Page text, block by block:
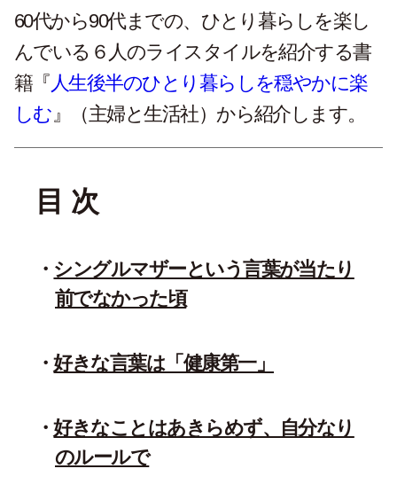
60代から90代までの、ひとり暮らしを楽し
んでいる６人のライスタイルを紹介する書
籍『人生後半のひとり暮らしを穏やかに楽
しむ』（主婦と生活社）から紹介します。
目 次
シングルマザーという言葉が当たり
前でなかった頃
好きな言葉は「健康第一」
好きなことはあきらめず、自分なり
のルールで